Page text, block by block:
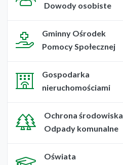
Dowody osobiste
Gminny Ośrodek
Pomocy Społecznej
Gospodarka
nieruchomościami
Ochrona środowiska
Odpady komunalne
Oświata